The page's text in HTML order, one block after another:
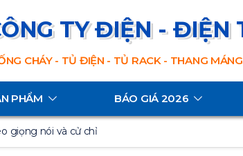
TY ĐIỆN - ĐIỆN
CHÁY - TỦ ĐIỆN - TỦ RACK - THANG
PHẨM BÁO GIÁ 2026
giọng nói và cử chỉ